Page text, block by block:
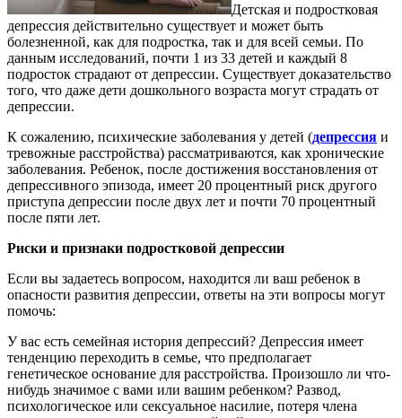
Детская и подростковая
депрессия действительно существует и может быть
болезненной, как для подростка, так и для всей семьи. По
данным исследований, почти 1 из 33 детей и каждый 8
подросток страдают от депрессии. Существует доказательство
того, что даже дети дошкольного возраста могут страдать от
депрессии.
К сожалению, психические заболевания у детей (депрессия и
тревожные расстройства) рассматриваются, как хронические
заболевания. Ребенок, после достижения восстановления от
депрессивного эпизода, имеет 20 процентный риск другого
приступа депрессии после двух лет и почти 70 процентный
после пяти лет.
Риски и признаки подростковой депрессии
Если вы задаетесь вопросом, находится ли ваш ребенок в
опасности развития депрессии, ответы на эти вопросы могут
помочь:
У вас есть семейная история депрессий? Депрессия имеет
тенденцию переходить в семье, что предполагает
генетическое основание для расстройства. Произошло ли что-
нибудь значимое с вами или вашим ребенком? Развод,
психологическое или сексуальное насилие, потеря члена